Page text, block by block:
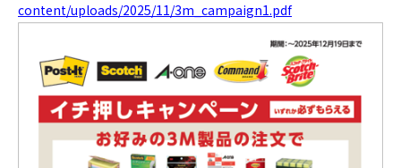
content/uploads/2025/11/3m_campaign1.pdf